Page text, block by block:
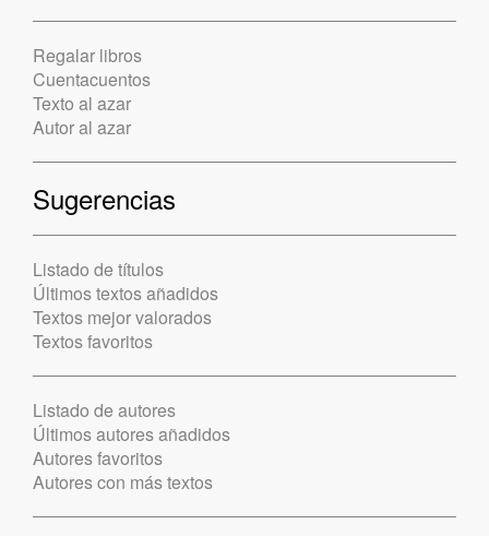
Regalar libros
Cuentacuentos
Texto al azar
Autor al azar
Sugerencias
Listado de títulos
Últimos textos añadidos
Textos mejor valorados
Textos favoritos
Listado de autores
Últimos autores añadidos
Autores favoritos
Autores con más textos